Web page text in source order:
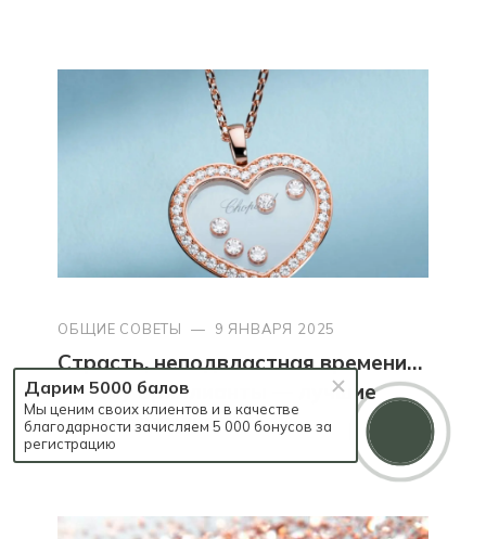
ОБЩИЕ СОВЕТЫ — 9 ЯНВАРЯ 2025
Страсть, неподвластная времени…
почему бриллианты — лучшие
друзья девушек?
Дарим 5000 балов
Мы ценим своих клиентов и в качестве
благодарности зачисляем 5 000 бонусов за
регистрацию